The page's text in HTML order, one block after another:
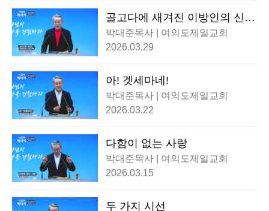
골고다에 새겨진 이방인의 신앙
고백
박대준목사 | 여의도제일교회
2026.03.29
아! 겟세마네!
박대준목사 | 여의도제일교회
2026.03.22
다함이 없는 사랑
박대준목사 | 여의도제일교회
2026.03.15
두 가지 시선